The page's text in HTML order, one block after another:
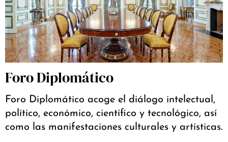
Foro Diplomático
Foro Diplomático acoge el diálogo intelectual,
político, económico, científico y tecnológico, así
como las manifestaciones culturales y artísticas.